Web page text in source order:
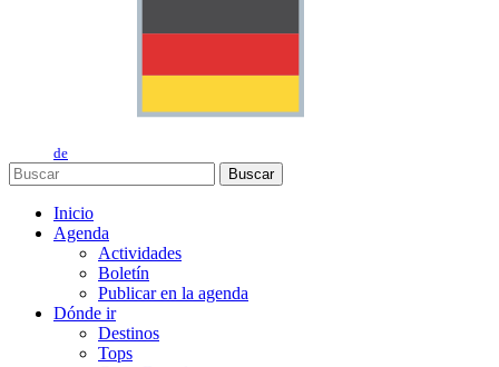
de
Buscar
Inicio
Agenda
Actividades
Boletín
Publicar en la agenda
Dónde ir
Destinos
Tops